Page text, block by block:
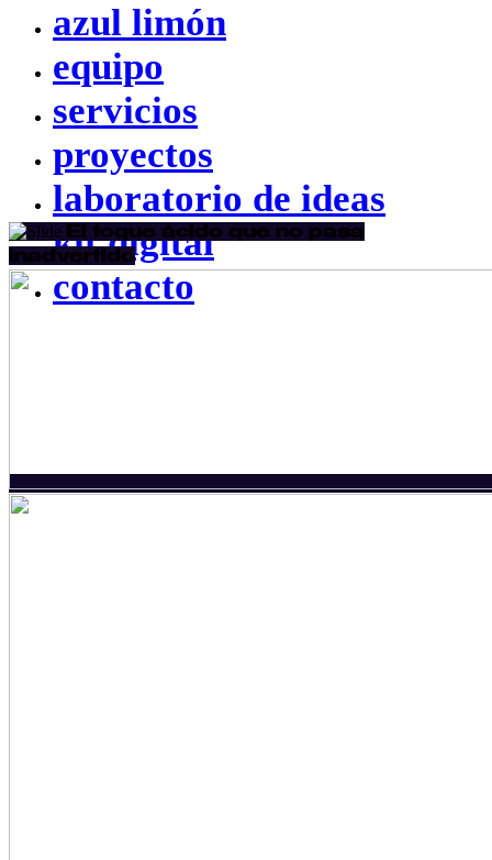
azul limón
equipo
servicios
proyectos
laboratorio de ideas
kit digital
contacto
El toque ácido que no pasa
inadvertido